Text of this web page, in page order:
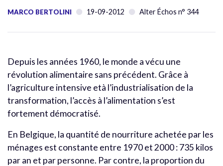
MARCO BERTOLINI 19-09-2012 Alter Échos n° 344
Depuis les années 1960, le monde a vécu une
révolution alimentaire sans précédent. Grâce à
l’agriculture intensive età l’industrialisation de la
transformation, l’accès à l’alimentation s’est
fortement démocratisé.
En Belgique, la quantité de nourriture achetée par les
ménages est constante entre 1970 et 2000 : 735 kilos
par an et par personne. Par contre, la proportion du